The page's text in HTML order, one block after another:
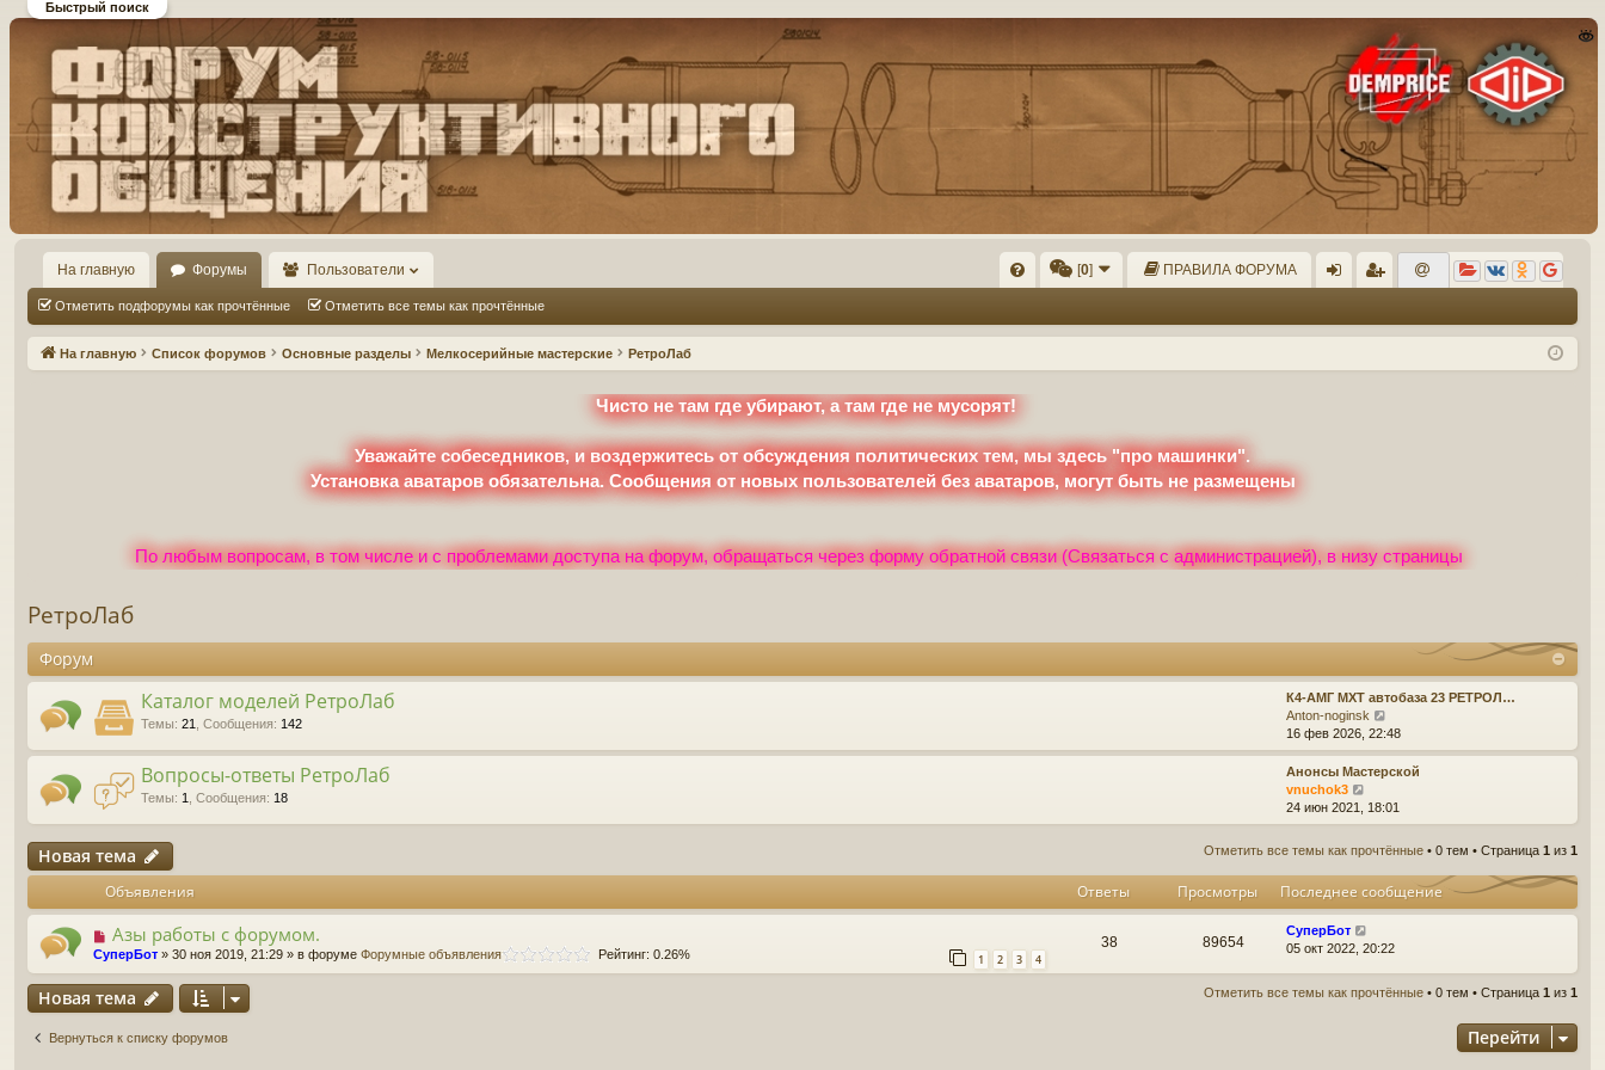
Форум DiP и DEMPRICE
конструктивного общения
На главную Форумы Пользователи
Q
[0] ПРАВИЛА ФОРУМА
д ис
Отметить подфорумы как прочтённые Отметить все темы как прочтённые
На главную Список форумов Основные разделы Мелкосерийные мастерские РетроЛаб
Быстрый поиск
Чисто не там где убирают, а там где не мусорят!
Уважайте собеседников, и воздержитесь от обсуждения политических тем, мы здесь "про машинки".
Установка аватаров обязательна. Сообщения от новых пользователей без аватаров, могут быть не размещены
По любым вопросам, в том числе и с проблемами доступа на форум, обращаться через форму обратной связи (Связаться с администрацией), в низу страницы
РетроЛаб
Форум
Каталог моделей РетроЛаб
Темы: 21 Сообщения: 142
К4-АМГ МХТ автобаза 23 РЕТРОЛ…
Anton-noginsk
е
р
е
т
и
п
о
с
л
д
м
16 фев 2026, 22:48
Вопросы-ответы РетроЛаб
Темы: 1 Сообщения: 18
Анонсы Мастерской
vnuchok3
е
р
й
т
и
к
п
о
24 июн 2021, 18:01
Новая тема Отметить все темы как прочтённые • 0 тем • Страница 1 из 1
Объявления Ответы Просмотры Последнее сообщение
Азы работы с форумом.
СуперБот » 30 ноя 2019, 21:29 » в форуме Форумные объявления 1 2 3 4
Рейтинг: 0.26%
38 89654
СуперБот
05 окт 2022, 20:22
Новая тема Отметить все темы как прочтённые • 0 тем • Страница 1 из 1
Вернуться к списку форумов Перейти